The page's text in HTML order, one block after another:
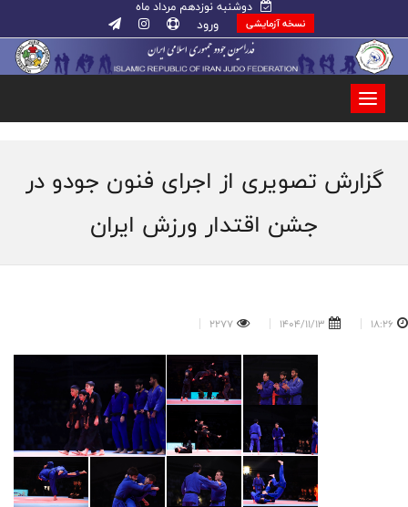
دوشنبه نوزدهم مرداد ماه
نسخه آزمایشی ورود
گزارش تصویری از اجرای فنون جودو در
جشن اقتدار ورزش ایران
18:26
1404/11/13
2277